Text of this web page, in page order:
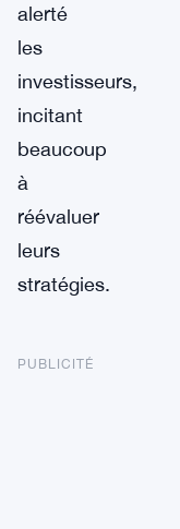
alerté
les
investisseurs,
incitant
beaucoup
à
réévaluer
leurs
stratégies.
PUBLICITÉ